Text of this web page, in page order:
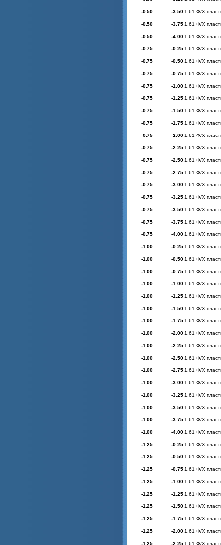
-0.50 -3.50 1.61 Ф/Х
-0.50 -3.75 1.61 Ф/Х
-0.50 -4.00 1.61 Ф/Х
-0.75 -0.25 1.61 Ф/Х
-0.75 -0.50 1.61 Ф/Х
-0.75 -0.75 1.61 Ф/Х
-0.75 -1.00 1.61 Ф/Х
-0.75 -1.25 1.61 Ф/Х
-0.75 -1.50 1.61 Ф/Х
-0.75 -1.75 1.61 Ф/Х
-0.75 -2.00 1.61 Ф/Х
-0.75 -2.25 1.61 Ф/Х
-0.75 -2.50 1.61 Ф/Х
-0.75 -2.75 1.61 Ф/Х
-0.75 -3.00 1.61 Ф/Х
-0.75 -3.25 1.61 Ф/Х
-0.75 -3.50 1.61 Ф/Х
-0.75 -3.75 1.61 Ф/Х
-0.75 -4.00 1.61 Ф/Х
-1.00 -0.25 1.61 Ф/Х
-1.00 -0.50 1.61 Ф/Х
-1.00 -0.75 1.61 Ф/Х
-1.00 -1.00 1.61 Ф/Х
-1.00 -1.25 1.61 Ф/Х
-1.00 -1.50 1.61 Ф/Х
-1.00 -1.75 1.61 Ф/Х
-1.00 -2.00 1.61 Ф/Х
-1.00 -2.25 1.61 Ф/Х
-1.00 -2.50 1.61 Ф/Х
-1.00 -2.75 1.61 Ф/Х
-1.00 -3.00 1.61 Ф/Х
-1.00 -3.25 1.61 Ф/Х
-1.00 -3.50 1.61 Ф/Х
-1.00 -3.75 1.61 Ф/Х
-1.00 -4.00 1.61 Ф/Х
-1.25 -0.25 1.61 Ф/Х
-1.25 -0.50 1.61 Ф/Х
-1.25 -0.75 1.61 Ф/Х
-1.25 -1.00 1.61 Ф/Х
-1.25 -1.25 1.61 Ф/Х
-1.25 -1.50 1.61 Ф/Х
-1.25 -1.75 1.61 Ф/Х
-1.25 -2.00 1.61 Ф/Х
-1.25 -2.25 1.61 Ф/Х